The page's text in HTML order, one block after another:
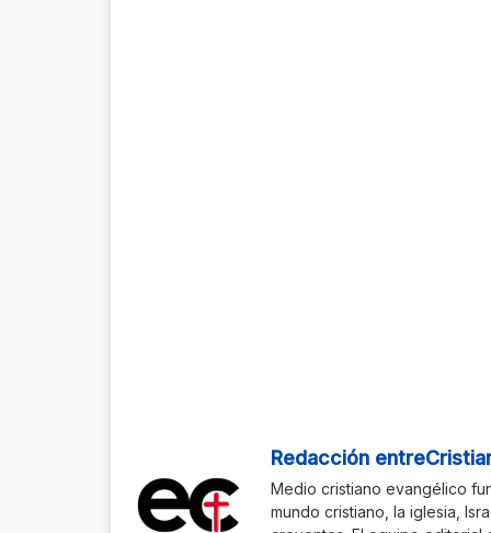
Redacción
Medio cristiano evangélico
mundo cristiano, la iglesia,